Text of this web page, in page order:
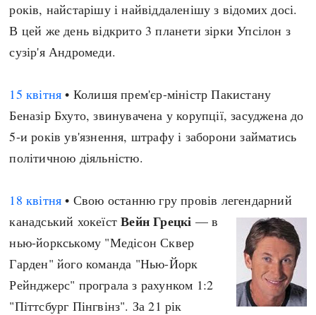
років, найстарішу і найвіддаленішу з відомих досі.
В цей же день відкрито 3 планети зірки Упсілон з
сузір'я Андромеди.
15 квітня • Колишя прем'єр-міністр Пакистану
Беназір Бхуто, звинувачена у корупції, засуджена до
5-и років ув'язнення, штрафу і заборони займатись
політичною діяльністю.
18 квітня • Свою останню гру провів легендарний
канадський хокеїстВейн Грецкі — в
нью-йоркському "Медісон Сквер
Гарден" його команда "Нью-Йорк
Рейнджерс" програла з рахунком 1:2
"Піттсбург Пінгвінз". За 21 рік